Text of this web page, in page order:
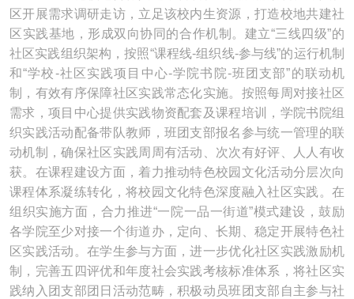
区开展需求调研走访，立足该校内生资源，打造校地共建社
区实践基地，形成双向协同的合作机制。建立“三线四级”的
社区实践组织架构，按照“课程线-组织线-参与线”的运行机制
和“学校-社区实践项目中心-学院书院-班团支部”的联动机
制，有效有序保障社区实践常态化实施。按照每周对接社区
需求，项目中心提供实践物资配套及课程培训，学院书院组
织实践活动配备带队教师，班团支部报名参与统一管理的联
动机制，确保社区实践周周有活动、次次有好评、人人有收
获。在课程建设方面，着力推动特色校园文化活动分层次向
课程体系凝练转化，将校园文化特色深度融入社区实践。在
组织实施方面，合力推进“一院一品一街道”模式建设，鼓励
各学院至少对接一个街道办，定向、长期、稳定开展特色社
区实践活动。在学生参与方面，进一步优化社区实践激励机
制，完善五四评优和年度社会实践考核标准体系，将社区实
践纳入团支部团日活动范畴，积极动员班团支部自主参与社